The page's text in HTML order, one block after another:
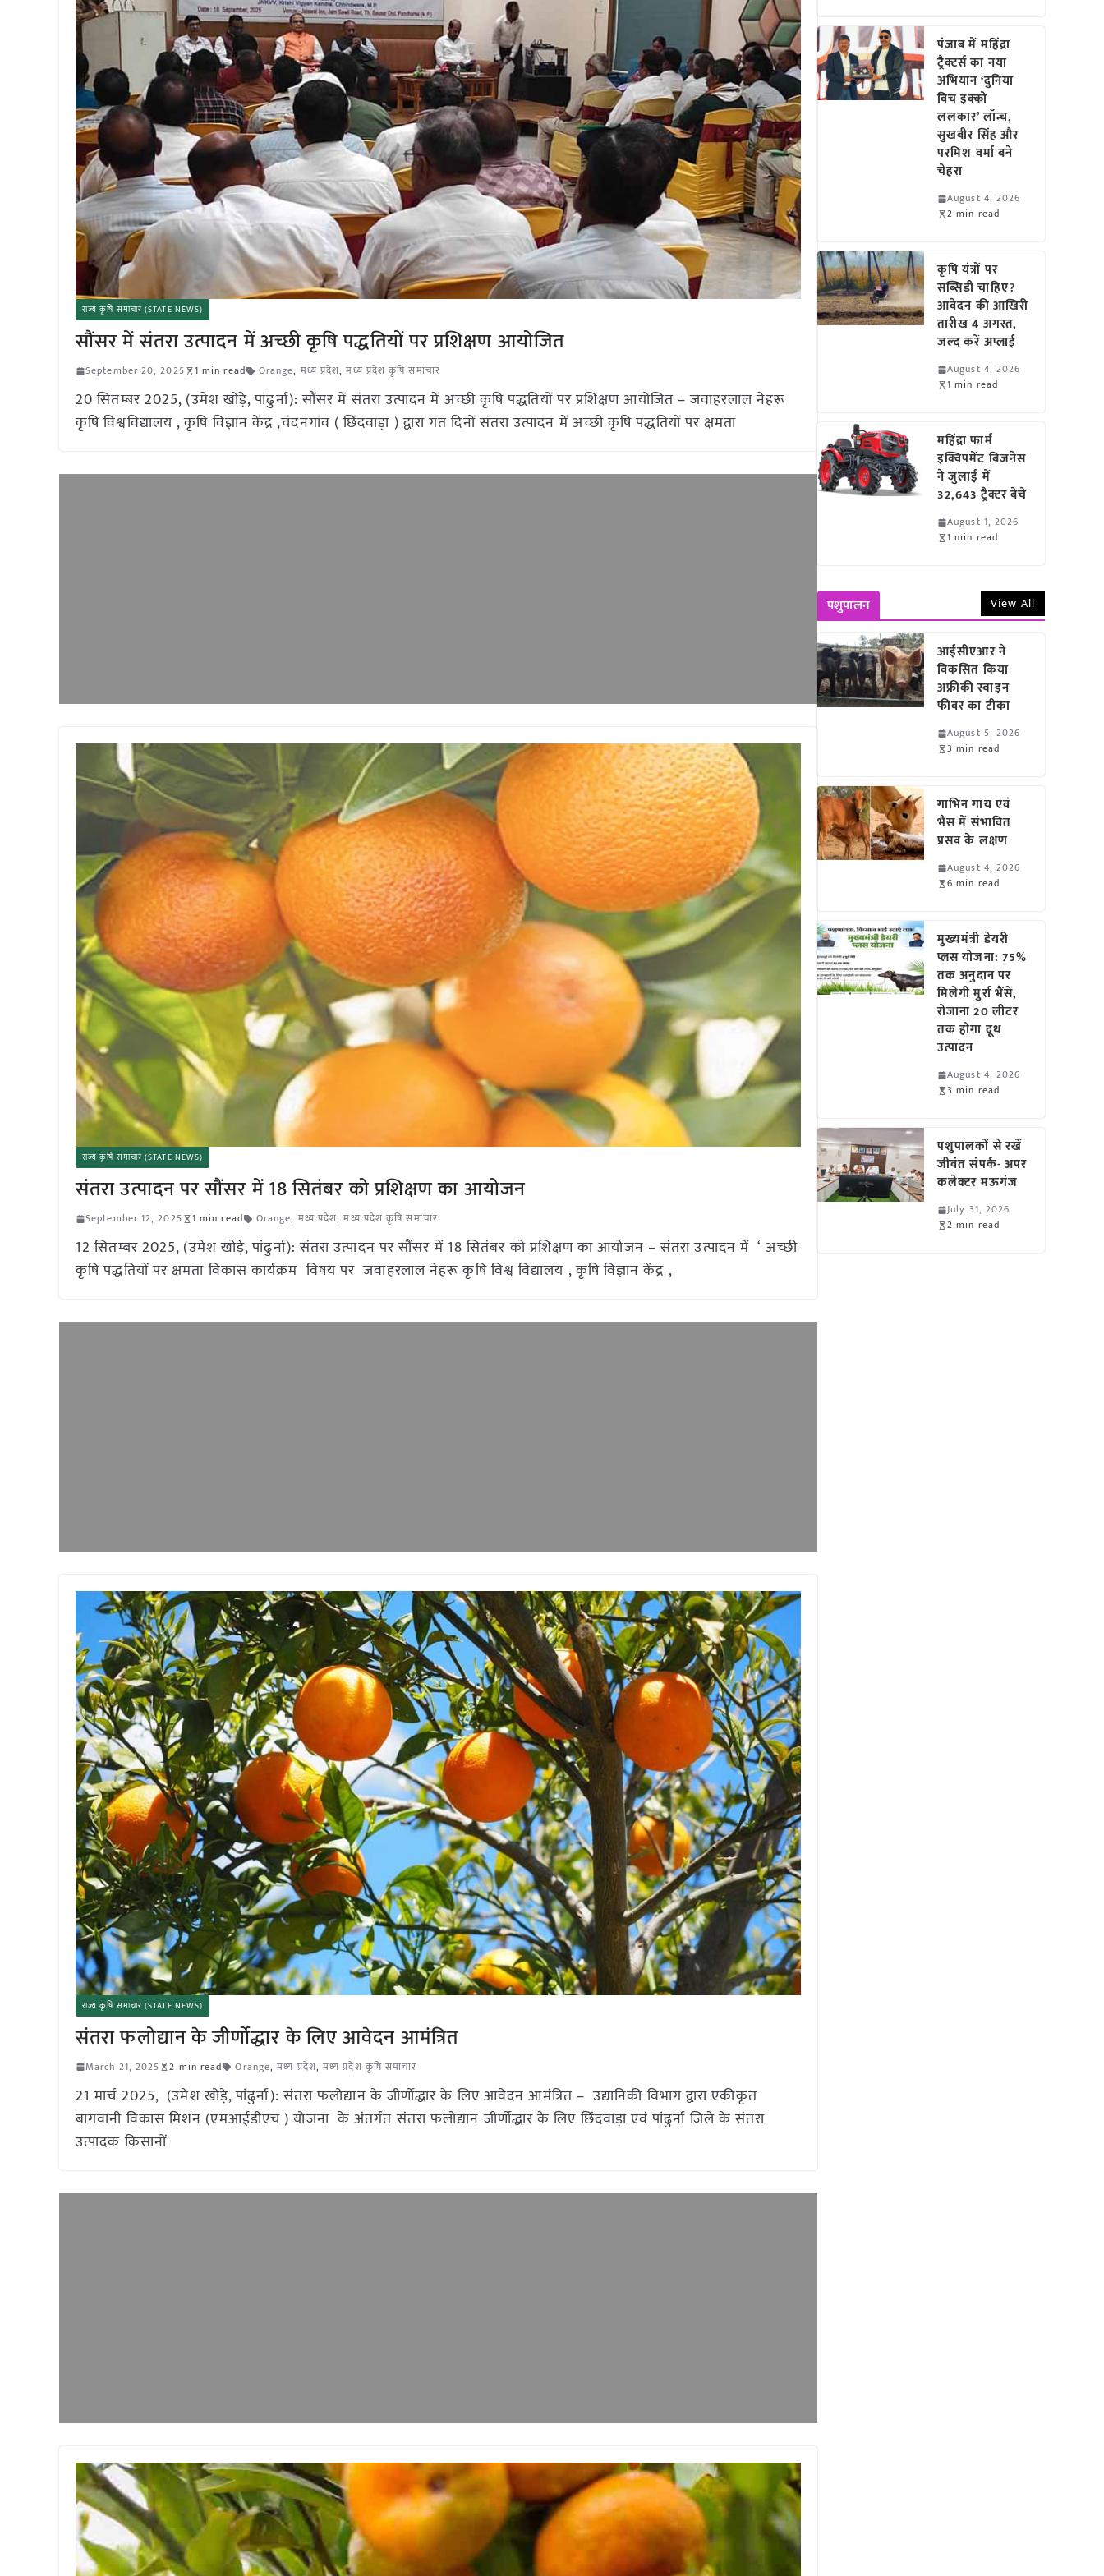
राज्य कृषि समाचार (STATE NEWS)
सौंसर में संतरा उत्पादन में अच्छी कृषि पद्धतियों पर प्रशिक्षण आयोजित
September 20, 2025 1 min read Orange, मध्य प्रदेश,मध्य प्रदेश कृषि समाचार
20 सितम्बर 2025, (उमेश खोड़े, पांढुर्ना): सौंसर में संतरा उत्पादन में अच्छी कृषि पद्धतियों पर प्रशिक्षण आयोजित – जवाहरलाल नेहरू
कृषि विश्वविद्यालय , कृषि विज्ञान केंद्र ,चंदनगांव ( छिंदवाड़ा ) द्वारा गत दिनों संतरा उत्पादन में अच्छी कृषि पद्धतियों पर क्षमता
राज्य कृषि समाचार (STATE NEWS)
संतरा उत्पादन पर सौंसर में 18 सितंबर को प्रशिक्षण का आयोजन
September 12, 2025 1 min read Orange, मध्य प्रदेश,मध्य प्रदेश कृषि समाचार
12 सितम्बर 2025, (उमेश खोड़े, पांढुर्ना): संतरा उत्पादन पर सौंसर में 18 सितंबर को प्रशिक्षण का आयोजन – संतरा उत्पादन में ‘ अच्छी
कृषि पद्धतियों पर क्षमता विकास कार्यक्रम विषय पर जवाहरलाल नेहरू कृषि विश्व विद्यालय , कृषि विज्ञान केंद्र ,
राज्य कृषि समाचार (STATE NEWS)
संतरा फलोद्यान के जीर्णोद्धार के लिए आवेदन आमंत्रित
March 21, 2025 2 min read Orange,मध्य प्रदेश,मध्य प्रदेश कृषि समाचार
21 मार्च 2025, (उमेश खोड़े, पांढुर्ना): संतरा फलोद्यान के जीर्णोद्धार के लिए आवेदन आमंत्रित – उद्यानिकी विभाग द्वारा एकीकृत
बागवानी विकास मिशन (एमआईडीएच ) योजना के अंतर्गत संतरा फलोद्यान जीर्णोद्धार के लिए छिंदवाड़ा एवं पांढुर्ना जिले के संतरा
उत्पादक किसानों
पंजाब में महिंद्रा
ट्रैक्टर्स का नया
अभियान ‘दुनिया
विच इक्को
ललकार’ लॉन्च,
सुखबीर सिंह और
परमिश वर्मा बने
चेहरा
August 4, 2026
2 min read
कृषि यंत्रों पर
सब्सिडी चाहिए?
आवेदन की आखिरी
तारीख 4 अगस्त,
जल्द करें अप्लाई
August 4, 2026
1 min read
महिंद्रा फार्म
इक्विपमेंट बिजनेस
ने जुलाई में
32,643 ट्रैक्टर बेचे
August 1, 2026
1 min read
पशुपालन View All
आईसीएआर ने
विकसित किया
अफ्रीकी स्वाइन
फीवर का टीका
August 5, 2026
3 min read
गाभिन गाय एवं
भैंस में संभावित
प्रसव के लक्षण
August 4, 2026
6 min read
मुख्यमंत्री डेयरी
प्लस योजना: 75%
तक अनुदान पर
मिलेंगी मुर्रा भैंसें,
रोजाना 20 लीटर
तक होगा दूध
उत्पादन
August 4, 2026
3 min read
पशुपालकों से रखें
जीवंत संपर्क- अपर
कलेक्टर मऊगंज
July 31, 2026
2 min read